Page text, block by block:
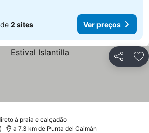
2 sites Ver preços
Partilhar
à praia e calçadão
a 7.3 km de Punta del Caimán